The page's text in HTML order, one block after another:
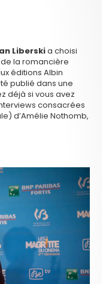
Liberskia choisi
la romancière
éditions Albin
publié dans une
déjà si vous avez
consacrées
d’Amélie Nothomb,